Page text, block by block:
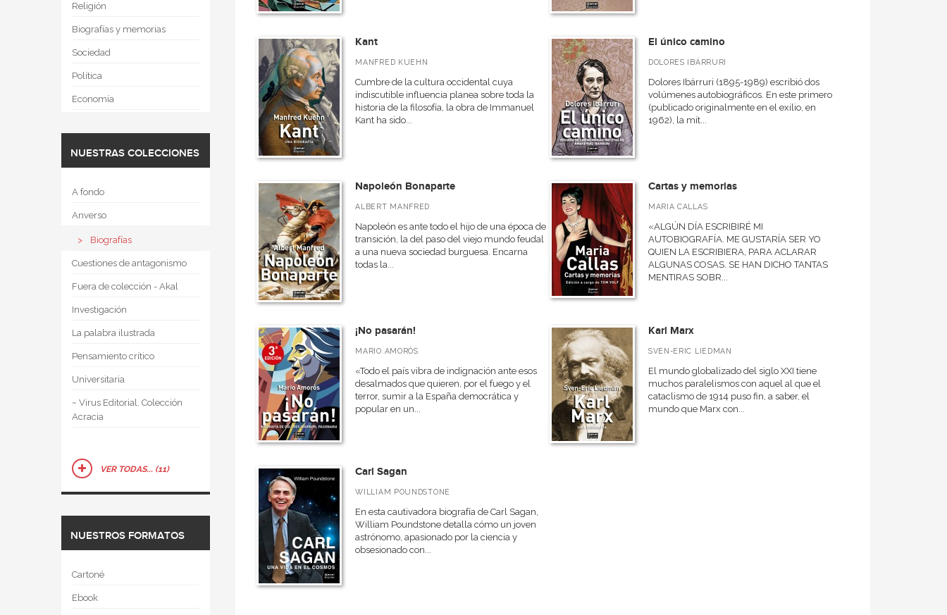
Religión
Biografías y memorias
Sociedad
Política
Economía
NUESTRAS COLECCIONES
A fondo
Anverso
Biografías
Cuestiones de antagonismo
Fuera de colección - Akal
Investigación
La palabra ilustrada
Pensamiento crítico
Universitaria
~ Virus Editorial. Colección
Acracia
VER TODAS... (11)
NUESTROS FORMATOS
Cartoné
Ebook
Kant
MANFRED KUEHN
Cumbre de la cultura occidental cuya
indiscutible influencia planea sobre toda la
historia de la filosofía, la obra de Immanuel
Kant ha sido...
El único camino
DOLORES IBÁRRURI
Dolores Ibárruri (1895-1989) escribió dos
volúmenes autobiográficos. En este primero
(publicado originalmente en el exilio, en
1962), la mít...
Napoleón Bonaparte
ALBERT MANFRED
Napoleón es ante todo el hijo de una época de
transición, la del paso del viejo mundo feudal
a una nueva sociedad burguesa. Encarna
todas la...
Cartas y memorias
MARIA CALLAS
«ALGÚN DÍA ESCRIBIRÉ MI
AUTOBIOGRAFÍA. ME GUSTARÍA SER YO
QUIEN LA ESCRIBIERA, PARA ACLARAR
ALGUNAS COSAS. SE HAN DICHO TANTAS
MENTIRAS SOBR...
¡No pasarán!
MARIO AMORÓS
«Todo el país vibra de indignación ante esos
desalmados que quieren, por el fuego y el
terror, sumir a la España democrática y
popular en un...
Karl Marx
SVEN-ERIC LIEDMAN
El mundo globalizado del siglo XXI tiene
muchos paralelismos con aquel al que el
cataclismo de 1914 puso fin, a saber, el
mundo que Marx con...
Carl Sagan
WILLIAM POUNDSTONE
En esta cautivadora biografía de Carl Sagan,
William Poundstone detalla cómo un joven
astrónomo, apasionado por la ciencia y
obsesionado con...